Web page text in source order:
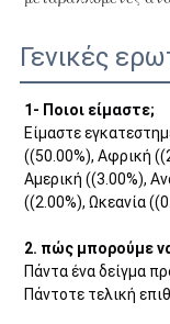
Γενικές
1- Ποιοι είμαστε;
Είμαστε
((50.00%), Αφρική
Αμερική ((3.00%),
((2.00%), Ωκεανία
2. πώς μπορούμε
Πάντα ένα δείγμα
Πάντοτε τελική